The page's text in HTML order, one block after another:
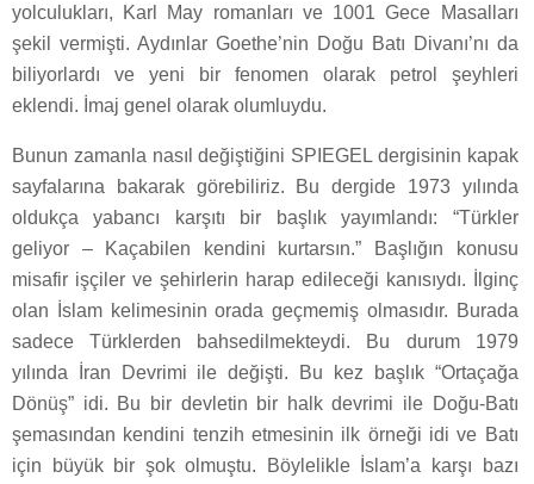
yolculukları, Karl May romanları ve 1001 Gece Masalları
şekil vermişti. Aydınlar Goethe’nin Doğu Batı Divanı’nı da
biliyorlardı ve yeni bir fenomen olarak petrol şeyhleri
eklendi. İmaj genel olarak olumluydu.
Bunun zamanla nasıl değiştiğini SPIEGEL dergisinin kapak
sayfalarına bakarak görebiliriz. Bu dergide 1973 yılında
oldukça yabancı karşıtı bir başlık yayımlandı: “Türkler
geliyor – Kaçabilen kendini kurtarsın.” Başlığın konusu
misafir işçiler ve şehirlerin harap edileceği kanısıydı. İlginç
olan İslam kelimesinin orada geçmemiş olmasıdır. Burada
sadece Türklerden bahsedilmekteydi. Bu durum 1979
yılında İran Devrimi ile değişti. Bu kez başlık “Ortaçağa
Dönüş” idi. Bu bir devletin bir halk devrimi ile Doğu-Batı
şemasından kendini tenzih etmesinin ilk örneği idi ve Batı
için büyük bir şok olmuştu. Böylelikle İslam’a karşı bazı